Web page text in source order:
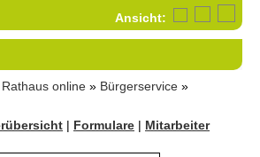
Ansicht:
Rathaus online » Bürgerservice »
| Formulare | Mitarbeiter